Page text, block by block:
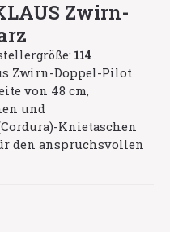
Zwirn-
114
Zwirn-Doppel-Pilot
von 48 cm,
und
Knietaschen
den anspruchsvollen